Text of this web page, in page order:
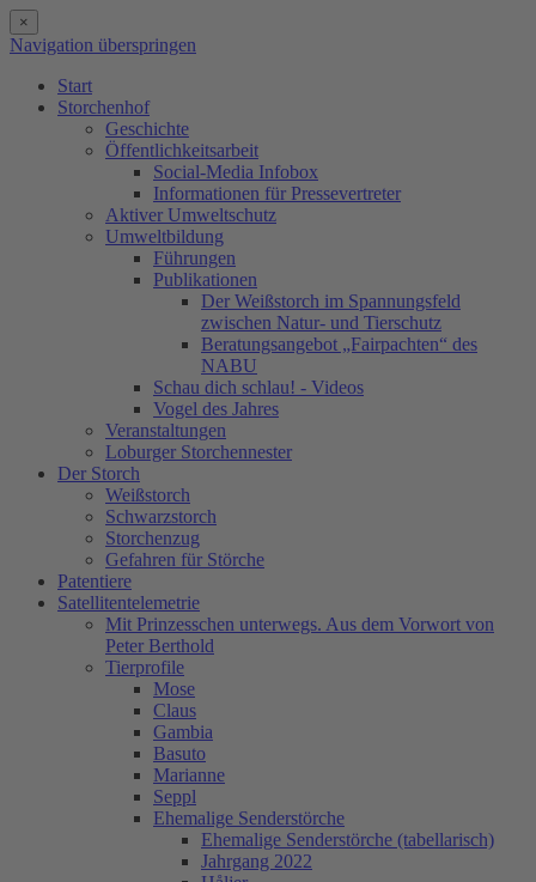
×
Navigation überspringen
Start
Storchenhof
Geschichte
Öffentlichkeitsarbeit
Social-Media Infobox
Informationen für Pressevertreter
Aktiver Umweltschutz
Umweltbildung
Führungen
Publikationen
Der Weißstorch im Spannungsfeld
zwischen Natur- und Tierschutz
Beratungsangebot „Fairpachten“ des
NABU
Schau dich schlau! - Videos
Vogel des Jahres
Veranstaltungen
Loburger Storchennester
Der Storch
Weißstorch
Schwarzstorch
Storchenzug
Gefahren für Störche
Patentiere
Satellitentelemetrie
Mit Prinzesschen unterwegs. Aus dem Vorwort von
Peter Berthold
Tierprofile
Mose
Claus
Gambia
Basuto
Marianne
Seppl
Ehemalige Senderstörche
Ehemalige Senderstörche (tabellarisch)
Jahrgang 2022